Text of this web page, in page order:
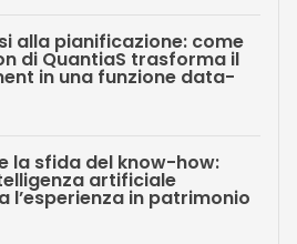
alla pianificazione: come
di QuantiaS trasforma il
in una funzione data-
la sfida del know-how:
artificiale
l’esperienza in patrimonio